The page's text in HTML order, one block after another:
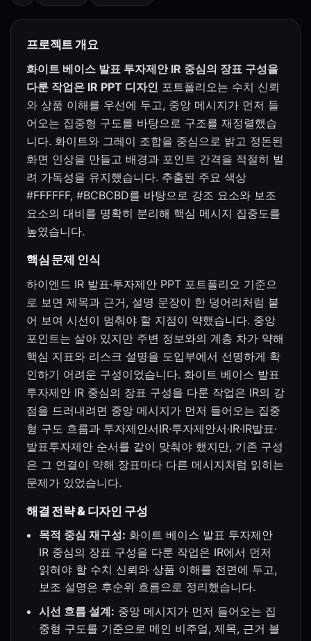
프로젝트 개요
화이트 베이스 발표 투자제안 IR 중심의 장표 구성을
다룬 작업은 IR PPT 디자인 포트폴리오는 수치 신뢰
와 상품 이해를 우선에 두고, 중앙 메시지가 먼저 들
어오는 집중형 구도를 바탕으로 구조를 재정렬했습
니다. 화이트와 그레이 조합을 중심으로 밝고 정돈된
화면 인상을 만들고 배경과 포인트 간격을 적절히 벌
려 가독성을 유지했습니다. 추출된 주요 색상
#FFFFFF, #BCBCBD를 바탕으로 강조 요소와 보조
요소의 대비를 명확히 분리해 핵심 메시지 집중도를
높였습니다.
핵심 문제 인식
하이엔드 IR 발표·투자제안 PPT 포트폴리오 기준으
로 보면 제목과 근거, 설명 문장이 한 덩어리처럼 붙
어 보여 시선이 멈춰야 할 지점이 약했습니다. 중앙
포인트는 살아 있지만 주변 정보와의 계층 차가 약해
핵심 지표와 리스크 설명을 도입부에서 선명하게 확
인하기 어려운 구성이었습니다. 화이트 베이스 발표
투자제안 IR 중심의 장표 구성을 다룬 작업은 IR의 강
점을 드러내려면 중앙 메시지가 먼저 들어오는 집중
형 구도 흐름과 투자제안서IR·투자제안서·IR·IR발표·
발표투자제안 순서를 같이 맞춰야 했지만, 기존 구성
은 그 연결이 약해 장표마다 다른 메시지처럼 읽히는
문제가 있었습니다.
해결 전략 & 디자인 구성
목적 중심 재구성: 화이트 베이스 발표 투자제안
IR 중심의 장표 구성을 다룬 작업은 IR에서 먼저
읽혀야 할 수치 신뢰와 상품 이해를 전면에 두고,
보조 설명은 후순위 흐름으로 정리했습니다.
시선 흐름 설계: 중앙 메시지가 먼저 들어오는 집
중형 구도를 기준으로 메인 비주얼, 제목, 근거 블